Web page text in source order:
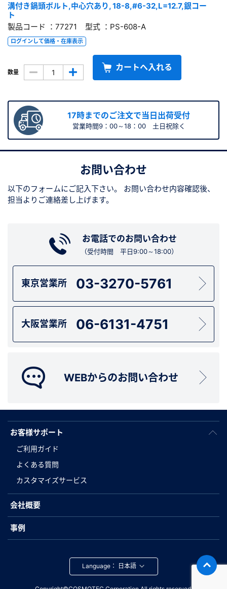
溝付き鍋頭ボルト,中心穴あり, 18-8,#6-32,L=12.7,銀コー
ト
製品コード ：77271 型式 ：PS-608-A
ログインして価格・在庫表示
数量 カートへ入れる
17時までのご注文で当日出荷受付
営業時間9：00～18：00 土日祝除く
お問い合わせ
以下のフォームにご記入下さい。
お問い合わせ内容確認後、
担当よりご連絡差し上げます。
お電話でのお問い合わせ
（受付時間 平日9:00～18:00）
東京営業所 03-3270-5761
大阪営業所 06-6131-4751
WEBからのお問い合わせ
お客様サポート
ご利用ガイド
よくある質問
カスタマイズサービス
会社概要
事例
Language：